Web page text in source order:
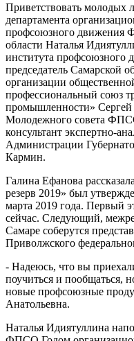
Приветствовать молодых
департамента
профсоюзного движения
области Наталья
института профсоюзного
председатель Самарской
организации
профессиональный союз
промышленности» Сергей
Молодежного совета
консультант экспертно-
Администрации
Кармин.
Галина Ефанова
резерв 2019» был
марта 2019 года. Первый
сейчас. Следующий,
Самаре соберутся
Приволжского
- Надеюсь, что вы
поучиться и пообщаться,
новые профсоюзные
Анатольевна.
Наталья Идиятуллина